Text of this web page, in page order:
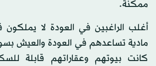
ممكنة.
أغلب الراغبين في العودة لا يملكون
مادية تساعدهم في العودة والعيش
كانت بيوتهم وعقاراتهم قابلة